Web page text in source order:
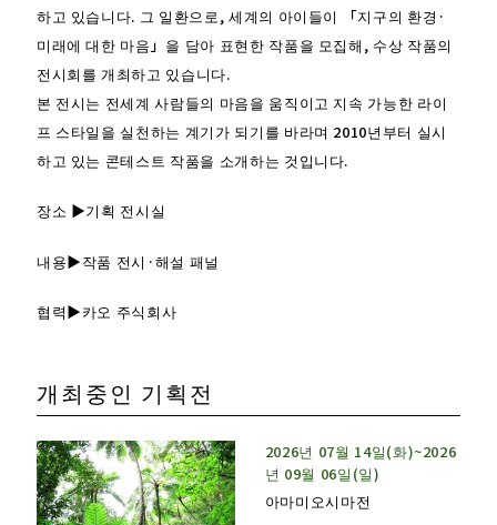
하고 있습니다. 그 일환으로, 세계의 아이들이 「지구의 환경·
미래에 대한 마음」을 담아 표현한 작품을 모집해, 수상 작품의
전시회를 개최하고 있습니다.
본 전시는 전세계 사람들의 마음을 움직이고 지속 가능한 라이
프 스타일을 실천하는 계기가 되기를 바라며 2010년부터 실시
하고 있는 콘테스트 작품을 소개하는 것입니다.
장소 ▶기획 전시실
내용▶작품 전시·해설 패널
협력▶카오 주식회사
개최중인 기획전
2026년 07월 14일(화)~2026
년 09월 06일(일)
아마미오시마전